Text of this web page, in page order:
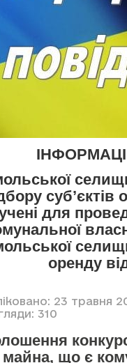
суб’єктів
для
оренду
23 травня
310
що є